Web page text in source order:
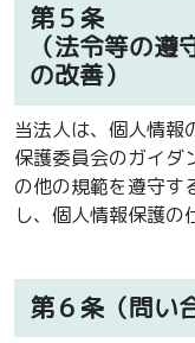
第５条
（法令等の
の改善）
当法人は、個人情報
保護委員会のガイダ
の他の規範を遵守す
し、個人情報保護の
第６条（問い